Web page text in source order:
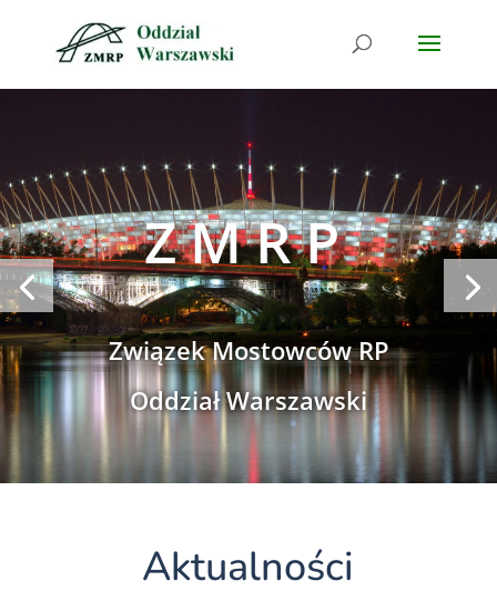
ZMRP
Związek Mostowców RP
Oddział Warszawski
Aktualności